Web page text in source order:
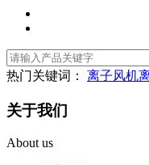
热门关键词： 离子风机
关于我们
About us